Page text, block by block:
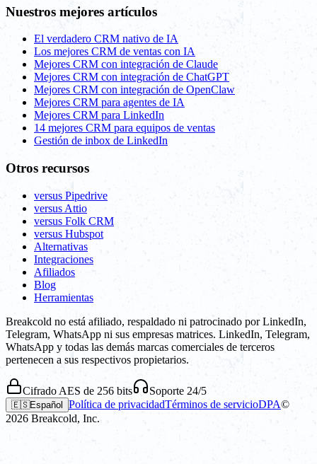
Nuestros mejores artículos
El verdadero CRM nativo de IA
Los mejores CRM de ventas con IA
Mejores CRM con integración de Claude
Mejores CRM con integración de ChatGPT
Mejores CRM con integración de OpenClaw
Mejores CRM para agentes de IA
Mejores CRM para LinkedIn
14 mejores CRM para equipos de ventas
Gestión de inbox de LinkedIn
Otros recursos
versus Pipedrive
versus Attio
versus Folk CRM
versus Hubspot
Alternativas
Integraciones
Afiliados
Blog
Herramientas
Breakcold no está afiliado, respaldado ni patrocinado por LinkedIn,
Telegram, WhatsApp ni sus empresas matrices. LinkedIn, Telegram,
WhatsApp y todas las demás marcas comerciales de terceros
pertenecen a sus respectivos propietarios.
Cifrado AES de 256 bits Soporte 24/5
🇪🇸Español Política de privacidadTérminos de servicioDPA©
2026 Breakcold, Inc.